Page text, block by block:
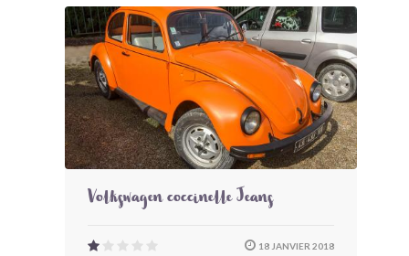
Volkswagen coccinelle Jeans
18 JANVIER 2018